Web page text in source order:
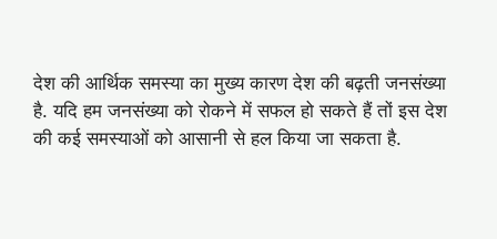
देश की आर्थिक समस्या का मुख्य कारण देश की बढ़ती जनसंख्या
है. यदि हम जनसंख्या को रोकने में सफल हो सकते हैं तों इस देश
की कई समस्याओं को आसानी से हल किया जा सकता है.